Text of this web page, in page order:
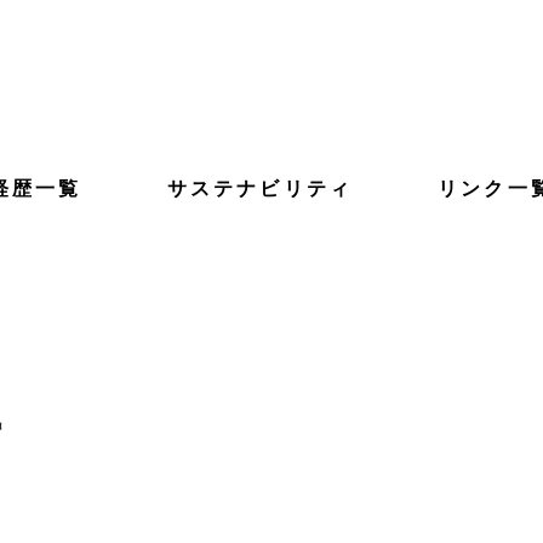
歴一覧 サステナビリティ リンク一